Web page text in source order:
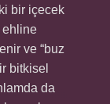
bir içecek
ehline
ve “buz
bitkisel
da